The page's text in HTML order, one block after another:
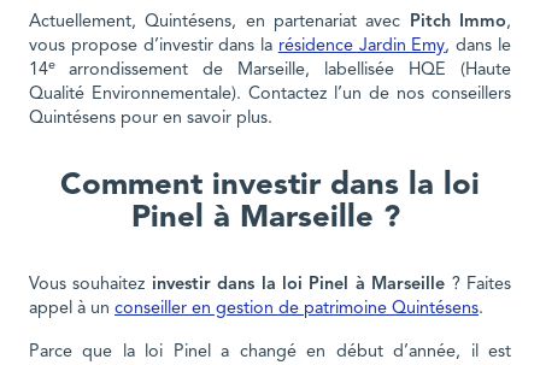
Actuellement, Quintésens, en partenariat avec Pitch Immo,
vous propose d’investir dans la résidence Jardin Emy, dans le
14e arrondissement de Marseille, labellisée HQE (Haute
Qualité Environnementale). Contactez l’un de nos conseillers
Quintésens pour en savoir plus.
Comment investir dans la loi
Pinel à Marseille ?
Vous souhaitez investir dans la loi Pinel à Marseille ? Faites
appel à un conseiller en gestion de patrimoine Quintésens.
Parce que la loi Pinel a changé en début d’année, il est